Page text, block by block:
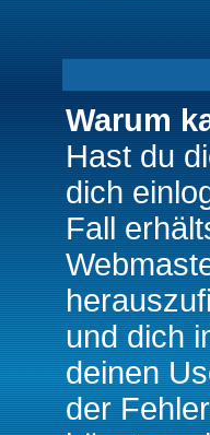
Warum
Hast du
dich
Fall
und dich
deinen
der